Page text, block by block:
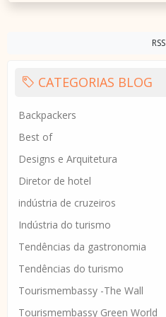
RSS
CATEGORIAS BLOG
Backpackers
Best of
Designs e Arquitetura
Diretor de hotel
indústria de cruzeiros
Indústria do turismo
Tendências da gastronomia
Tendências do turismo
Tourismembassy -The Wall
Tourismembassy Green World